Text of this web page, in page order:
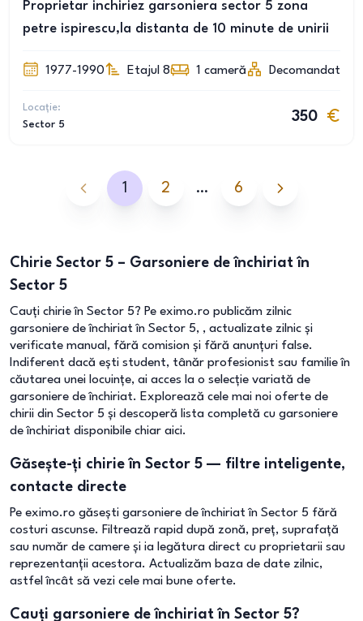
Proprietar inchiriez garsoniera sector 5 zona
petre ispirescu,la distanta de 10 minute de unirii
1977-1990 Etajul 8 1 cameră Decomandat
Locație:
Sector 5
350
1 2 … 6
Chirie Sector 5 – Garsoniere de închiriat în
Sector 5
Cauți chirie în Sector 5? Pe eximo.ro publicăm zilnic
garsoniere de închiriat în Sector 5, , actualizate zilnic și
verificate manual, fără comision și fără anunțuri false.
Indiferent dacă ești student, tânăr profesionist sau familie în
căutarea unei locuințe, ai acces la o selecție variată de
garsoniere de închiriat. Explorează cele mai noi oferte de
chirii din Sector 5 și descoperă lista completă cu garsoniere
de închiriat disponibile chiar aici.
Găsește-ți chirie în Sector 5 — filtre inteligente,
contacte directe
Pe eximo.ro găsești garsoniere de închiriat în Sector 5 fără
costuri ascunse. Filtrează rapid după zonă, preț, suprafață
sau număr de camere și ia legătura direct cu proprietarii sau
reprezentanții acestora. Actualizăm baza de date zilnic,
astfel încât să vezi cele mai bune oferte.
Cauți garsoniere de închiriat în Sector 5?